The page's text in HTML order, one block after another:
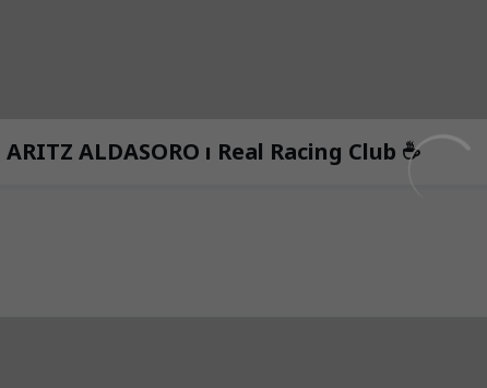
ARITZ ALDASORO ı Real Racing Club ☕️